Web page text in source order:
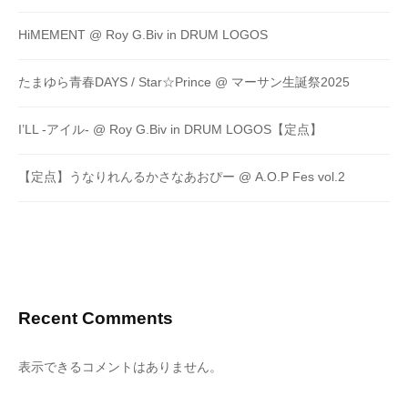
HiMEMENT @ Roy G.Biv in DRUM LOGOS
たまゆら青春DAYS / Star☆Prince @ マーサン生誕祭2025
I’LL -アイル- @ Roy G.Biv in DRUM LOGOS【定点】
【定点】うなりれんるかさなあおぴー @ A.O.P Fes vol.2
Recent Comments
表示できるコメントはありません。